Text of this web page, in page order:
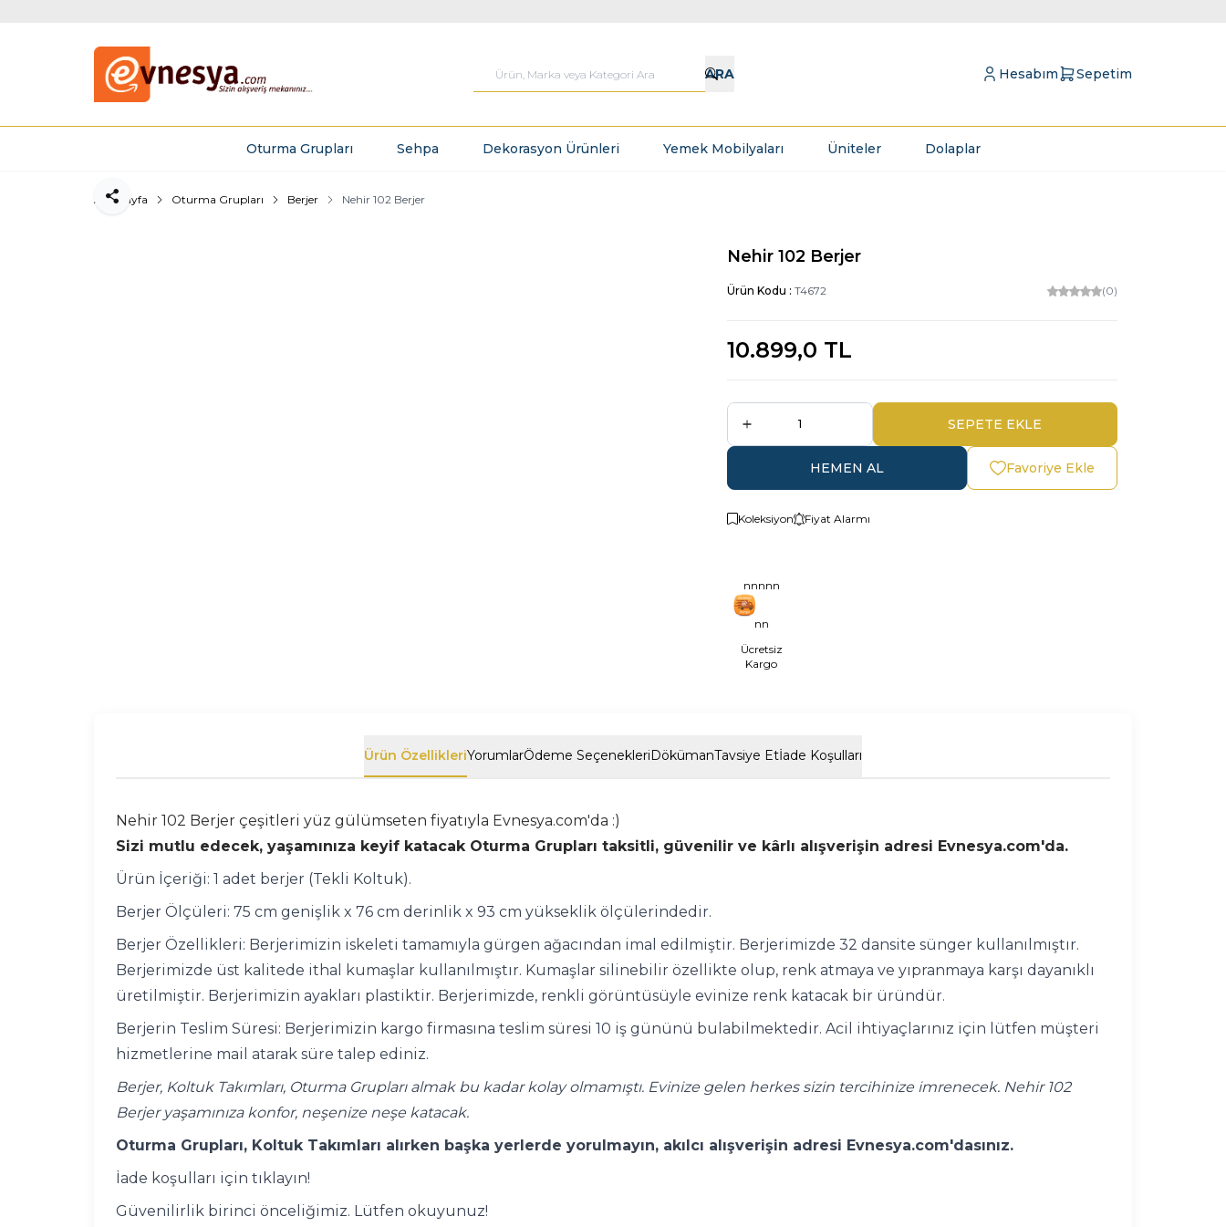
ARA Hesabım Sepetim
Oturma Grupları Sehpa Dekorasyon Ürünleri Yemek Mobilyaları Üniteler Dolaplar
Ana Sayfa Oturma Grupları Berjer Nehir 102 Berjer
Paylaş
Nehir 102 Berjer
Ürün Kodu : T4672 (0)
10.899,0 TL
SEPETE EKLE
HEMEN AL Favoriye Ekle
Koleksiyon Fiyat Alarmı
nnnnn
nn
Ücretsiz
Kargo
Ürün ÖzellikleriYorumlarÖdeme SeçenekleriDökümanTavsiye Etİade Koşulları
Nehir 102 Berjer çeşitleri yüz gülümseten fiyatıyla Evnesya.com'da :)
Sizi mutlu edecek, yaşamınıza keyif katacak Oturma Grupları taksitli, güvenilir ve kârlı alışverişin adresi Evnesya.com'da.
Ürün İçeriği: 1 adet berjer (Tekli Koltuk).
Berjer Ölçüleri: 75 cm genişlik x 76 cm derinlik x 93 cm yükseklik ölçülerindedir.
Berjer Özellikleri: Berjerimizin iskeleti tamamıyla gürgen ağacından imal edilmiştir. Berjerimizde 32 dansite sünger kullanılmıştır.
Berjerimizde üst kalitede ithal kumaşlar kullanılmıştır. Kumaşlar silinebilir özellikte olup, renk atmaya ve yıpranmaya karşı dayanıklı
üretilmiştir. Berjerimizin ayakları plastiktir. Berjerimizde, renkli görüntüsüyle evinize renk katacak bir üründür.
Berjerin Teslim Süresi: Berjerimizin kargo firmasına teslim süresi 10 iş gününü bulabilmektedir. Acil ihtiyaçlarınız için lütfen müşteri
hizmetlerine mail atarak süre talep ediniz.
Berjer, Koltuk Takımları, Oturma Grupları almak bu kadar kolay olmamıştı. Evinize gelen herkes sizin tercihinize imrenecek. Nehir 102
Berjer yaşamınıza konfor, neşenize neşe katacak.
Oturma Grupları, Koltuk Takımları alırken başka yerlerde yorulmayın, akılcı alışverişin adresi Evnesya.com'dasınız.
İade koşulları için tıklayın!
Güvenilirlik birinci önceliğimiz. Lütfen okuyunuz!